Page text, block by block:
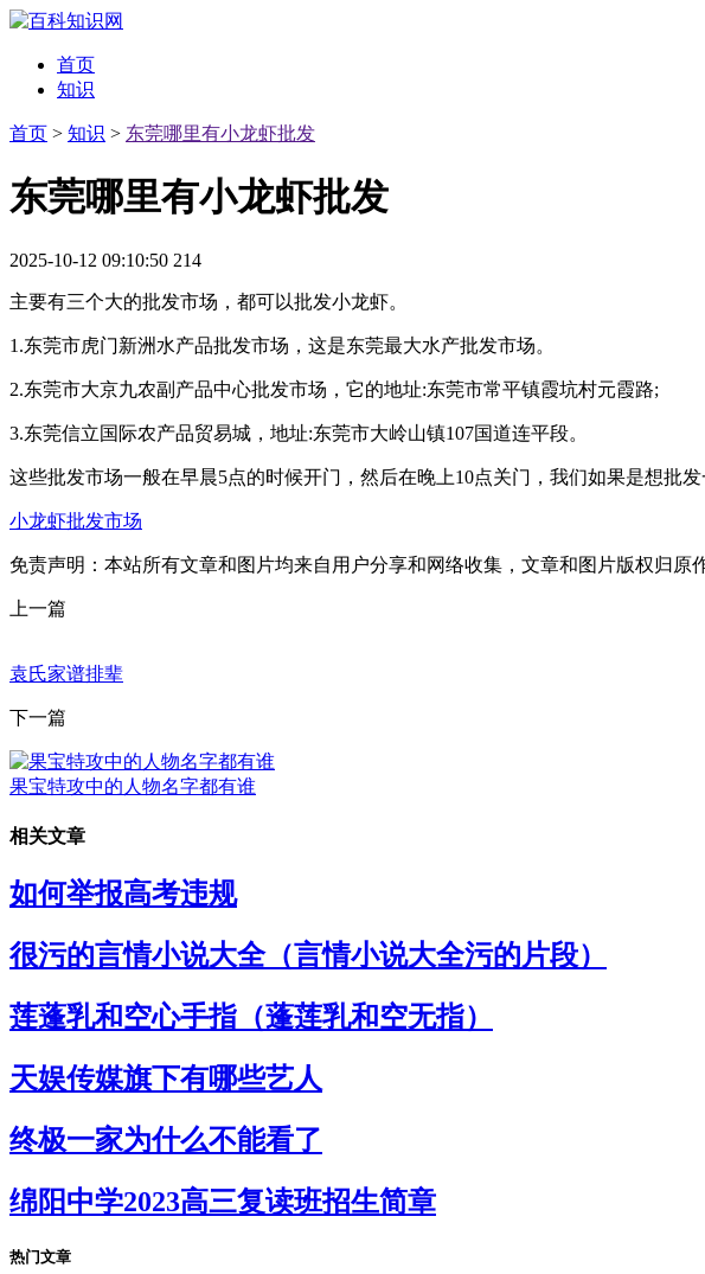
首页
知识
首页 > 知识 > 东莞哪里有小龙虾批发
东莞哪里有小龙虾批发
2025-10-12 09:10:50 214
主要有三个大的批发市场，都可以批发小龙虾。
1.东莞市虎门新洲水产品批发市场，这是东莞最大水产批发市场。
2.东莞市大京九农副产品中心批发市场，它的地址:东莞市常平镇霞坑村元霞路;
3.东莞信立国际农产品贸易城，地址:东莞市大岭山镇107国道连平段。
这些批发市场一般在早晨5点的时候开门，然后在晚上10点关门，我们如果是想批
小龙虾批发市场
免责声明：本站所有文章和图片均来自用户分享和网络收集，文章和图片版权归
上一篇
袁氏家谱排辈
下一篇
果宝特攻中的人物名字都有谁
相关文章
如何举报高考违规
很污的言情小说大全（言情小说大全污的片段）
莲蓬乳和空心手指（蓬莲乳和空无指）
天娱传媒旗下有哪些艺人
终极一家为什么不能看了
绵阳中学2023高三复读班招生简章
热门文章